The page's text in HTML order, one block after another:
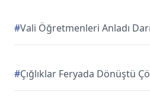
#Vali Öğretmenleri Anladı
#Çığlıklar Feryada Dönüştü